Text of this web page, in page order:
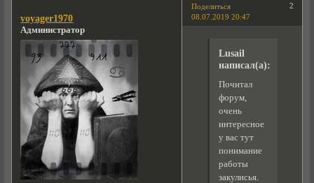
Поделиться
2
08.07.2019 20:47
voyager1970
Администратор
Lusail
написал(а):
Почитал
форум,
очень
интересное
у вас тут
понимание
работы
закулисья.